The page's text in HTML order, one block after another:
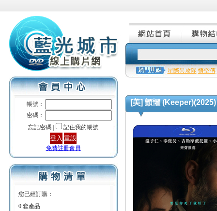
帳號：
密碼：
忘記密碼 |
記住我的帳號
免費註冊會員
您已經訂購：
0 套產品
星際異攻隊 悟空傳
[美] 顫懼 (Keeper)(2025)